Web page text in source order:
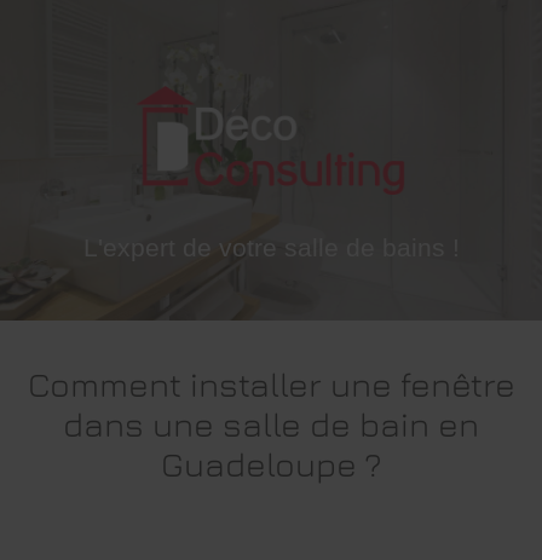
L'expert de votre salle de bains !
Comment installer une fenêtre
dans une salle de bain en
Guadeloupe ?